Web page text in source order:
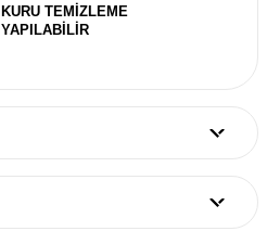
KURU TEMİZLEME
YAPILABİLİR